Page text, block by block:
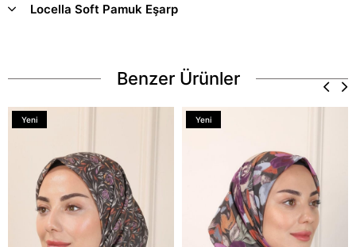
Locella Soft Pamuk Eşarp
Benzer Ürünler
Yeni
Yeni